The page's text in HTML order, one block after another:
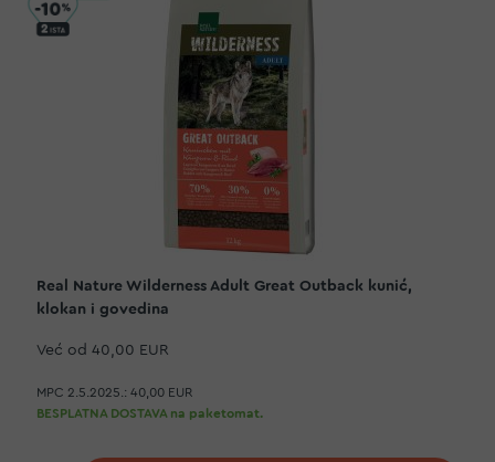
Real Nature Wilderness Adult Great Outback kunić,
klokan i govedina
Već od 40,00 EUR
MPC 2.5.2025.: 40,00 EUR
BESPLATNA DOSTAVA na paketomat.